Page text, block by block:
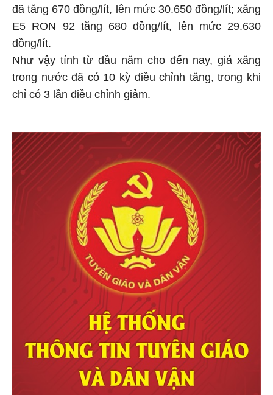
đã tăng 670 đồng/lít, lên mức 30.650 đồng/lít; xăng
E5 RON 92 tăng 680 đồng/lít, lên mức 29.630
đồng/lít.
Như vậy tính từ đầu năm cho đến nay, giá xăng
trong nước đã có 10 kỳ điều chỉnh tăng, trong khi
chỉ có 3 lần điều chỉnh giảm.